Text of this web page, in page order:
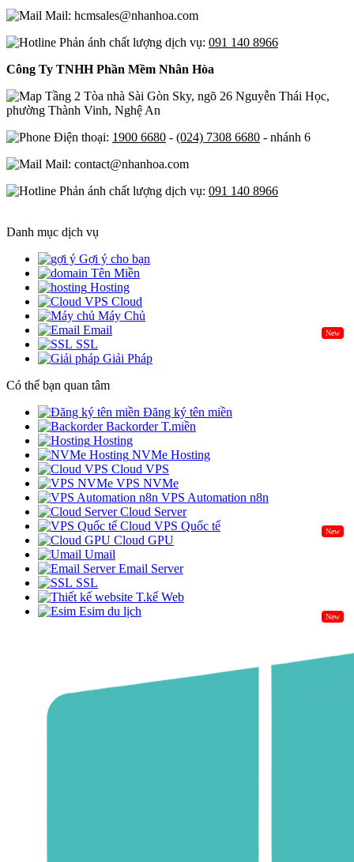
Mail: hcmsales@nhanhoa.com
Phản ánh chất lượng dịch vụ: 091 140 8966
Công Ty TNHH Phần Mềm Nhân Hòa
Tầng 2 Tòa nhà Sài Gòn Sky, ngõ 26 Nguyễn Thái Học,
phường Thành Vinh, Nghệ An
Điện thoại: 1900 6680 - (024) 7308 6680 - nhánh 6
Mail: contact@nhanhoa.com
Phản ánh chất lượng dịch vụ: 091 140 8966
Danh mục dịch vụ
Gợi ý cho bạn
Tên Miền
Hosting
Cloud
Máy Chủ
New
Email
SSL
Giải Pháp
Có thể bạn quan tâm
Đăng ký tên miền
Backorder T.miền
Hosting
NVMe Hosting
Cloud VPS
VPS NVMe
VPS Automation n8n
Cloud Server
Cloud VPS Quốc tế
New
Cloud GPU
Umail
Email Server
SSL
T.kế Web
Esim du lịch
New